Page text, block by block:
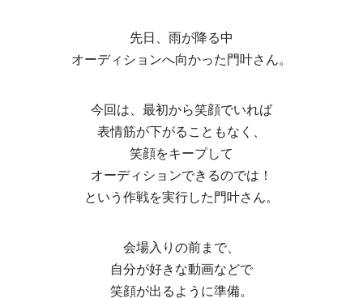
先日、雨が降る中
オーディションへ向かった門叶さん。
今回は、最初から笑顔でいれば
表情筋が下がることもなく、
笑顔をキープして
オーディションできるのでは！
という作戦を実行した門叶さん。
会場入りの前まで、
自分が好きな動画などで
笑顔が出るように準備。